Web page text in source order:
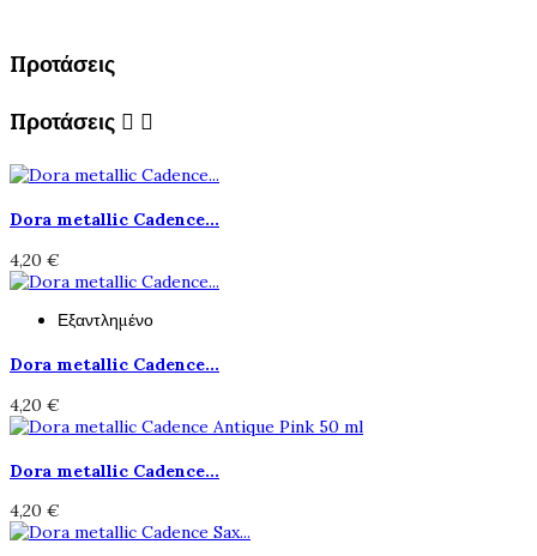
Προτάσεις
Προτάσεις  
Dora metallic Cadence...
4,20 €
Εξαντλημένο
Dora metallic Cadence...
4,20 €
Dora metallic Cadence...
4,20 €